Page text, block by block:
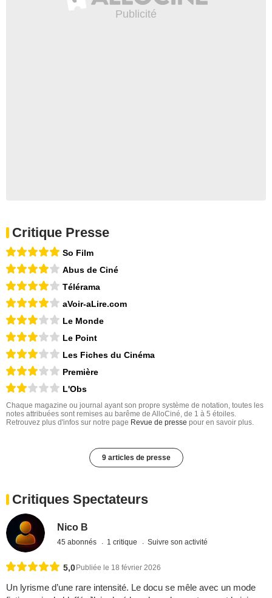
Critique Presse
So Film
Abus de Ciné
Télérama
aVoir-aLire.com
Le Monde
Le Point
Les Fiches du Cinéma
Première
L'Obs
Chaque magazine ou journal ayant son propre système de notation, toutes les
notes attribuées sont remises au barême de AlloCiné, de 1 à 5 étoiles.
Retrouvez plus d'infos sur notre page Revue de presse pour en savoir plus.
9 articles de presse
Critiques Spectateurs
Nico B
45 abonnés 1 critique Suivre son activité
5,0 Publiée le 18 février 2026
Un lyrisme d’une rare intensité. Le docu se mêle avec un mode